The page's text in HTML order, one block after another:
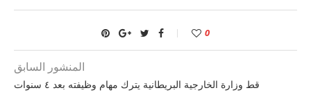
0
المنشور السابق
قط وزارة الخارجية البريطانية يترك مهام وظيفته بعد ٤ سنوات